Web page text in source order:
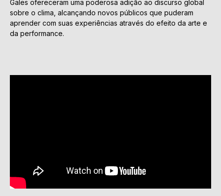
Gales ofereceram uma poderosa adição ao discurso global
sobre o clima, alcançando novos públicos que puderam
aprender com suas experiências através do efeito da arte e
da performance.